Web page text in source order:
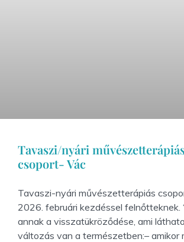
Tavaszi/nyári
csoport- Vác
Tavaszi-nyári művészetterápiás
2026. februári kezdéssel felnőtteknek.
annak a visszatükröződése, ami
változás van a természetben:– amikor